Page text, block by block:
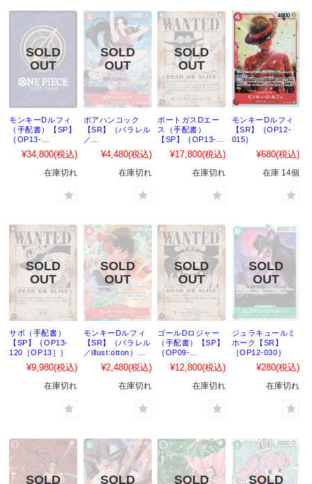
モンキーDルフィ
（手配書）【SP】
｛OP13-
118［OP13］｝
¥34,800(税込)
在庫切れ
ボアハンコック
【SR】（パラレル
／
illust:EriYonemoto
）｛OP12-014｝
¥4,480(税込)
在庫切れ
ポートガスDエー
ス（手配書）
【SP】｛OP13-
119［OP13］｝
¥17,800(税込)
在庫切れ
モンキーDルフィ
【SR】｛OP12-
015｝
¥680(税込)
在庫 14個
サボ（手配書）
【SP】｛OP13-
120［OP13］｝
¥9,980(税込)
在庫切れ
モンキーDルフィ
【SR】（パラレル
／illust:otton）
｛OP12-015｝
¥2,480(税込)
在庫切れ
ゴールDロジャー
（手配書）【SP】
｛OP09-
118［OP13］｝
¥12,800(税込)
在庫切れ
ジュラキュールミ
ホーク【SR】
｛OP12-030｝
¥280(税込)
在庫切れ